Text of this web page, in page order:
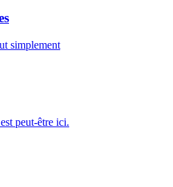
simplement
peut-être ici.